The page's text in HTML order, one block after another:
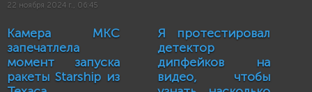
22 ноября 2024 г., 06:45
Камера МКС
запечатлела
момент запуска
ракеты Starship из
Я протестировал
детектор
дипфейков на
видео, чтобы